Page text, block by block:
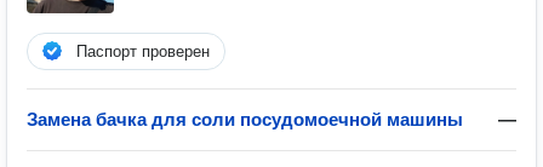
Паспорт проверен
Замена бачка для соли посудомоечной машины —